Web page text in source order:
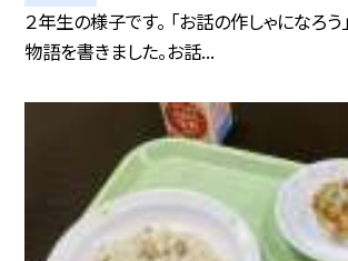
２年生の様子です。 「お話の作しゃになろう
物語を書きました。お話...